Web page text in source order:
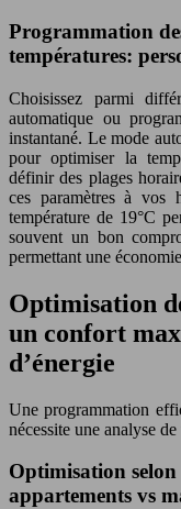
Programmation
températures:
Choisissez parmi
automatique ou
instantané. Le mode
pour optimiser la
définir des plages
ces paramètres à
température de 19°C
souvent un bon
permettant une
Optimisation
un confort
d’énergie
Une programmation
nécessite une analyse
Optimisation
appartements vs